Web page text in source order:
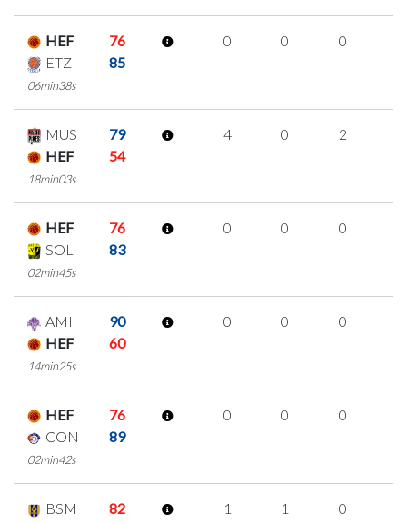
HEF
76
ETZ
85
06min38s
0 0 0
MUS
79
HEF
54
18min03s
4 0 2
HEF
76
SOL
83
02min45s
0 0 0
AMI
90
HEF
60
14min25s
0 0 0
HEF
76
CON
89
02min42s
0 0 0
BSM
82
1 1 0